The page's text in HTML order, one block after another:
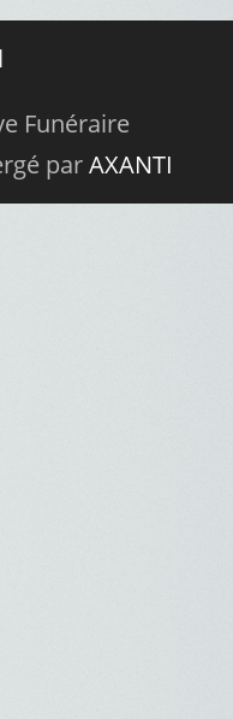
Funéraire
parAXANTI